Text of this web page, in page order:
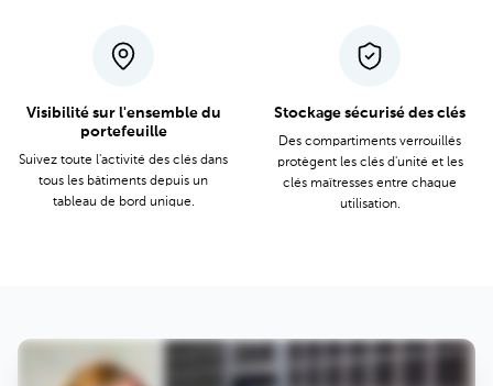
Visibilité sur l'ensemble du
portefeuille
Suivez toute l'activité des clés dans
tous les bâtiments depuis un
tableau de bord unique.
Stockage sécurisé des clés
Des compartiments verrouillés
protègent les clés d'unité et les
clés maîtresses entre chaque
utilisation.